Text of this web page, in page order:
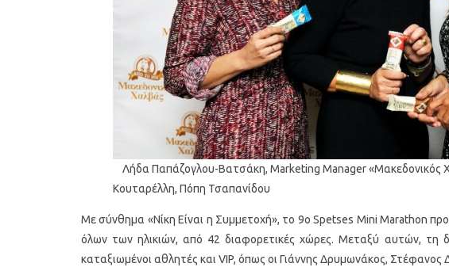
Λήδα Παπάζογλου-Βατσάκη, Marketing Manager «Μακεδονικός
Κουταρέλλη, Πόπη Τσαπανίδου
Με σύνθημα «Νίκη Είναι η Συμμετοχή», το 9ο Spetses Mini Marathon
όλων των ηλικιών, από 42 διαφορετικές χώρες. Μεταξύ αυτών, τη
καταξιωμένοι αθλητές και VIP, όπως οι Γιάννης Δρυμωνάκος,